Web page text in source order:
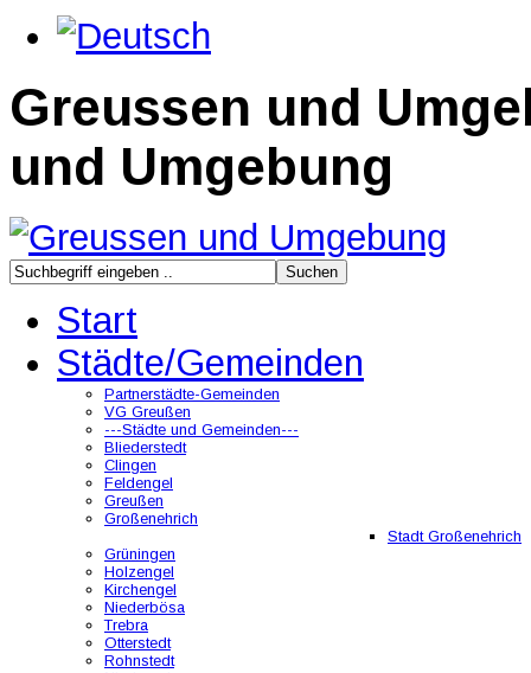
Greussen und
und Umgebung
Start
Städte/Gemeinden
Partnerstädte-Gemeinden
VG Greußen
---Städte und Gemeinden---
Bliederstedt
Clingen
Feldengel
Greußen
Großenehrich
Stadt Großenehrich
Grüningen
Holzengel
Kirchengel
Niederbösa
Trebra
Otterstedt
Rohnstedt